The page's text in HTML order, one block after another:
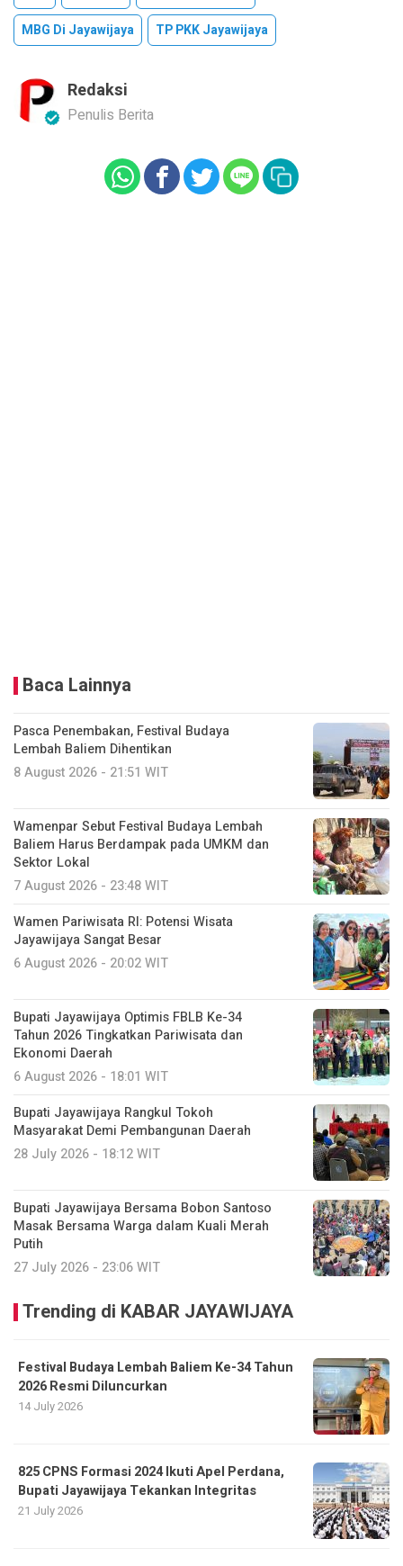
MBG Di Jayawijaya
TP PKK Jayawijaya
Redaksi
Penulis Berita
Baca Lainnya
Pasca Penembakan, Festival Budaya
Lembah Baliem Dihentikan
8 August 2026 - 21:51 WIT
Wamenpar Sebut Festival Budaya Lembah
Baliem Harus Berdampak pada UMKM dan
Sektor Lokal
7 August 2026 - 23:48 WIT
Wamen Pariwisata RI: Potensi Wisata
Jayawijaya Sangat Besar
6 August 2026 - 20:02 WIT
Bupati Jayawijaya Optimis FBLB Ke-34
Tahun 2026 Tingkatkan Pariwisata dan
Ekonomi Daerah
6 August 2026 - 18:01 WIT
Bupati Jayawijaya Rangkul Tokoh
Masyarakat Demi Pembangunan Daerah
28 July 2026 - 18:12 WIT
Bupati Jayawijaya Bersama Bobon Santoso
Masak Bersama Warga dalam Kuali Merah
Putih
27 July 2026 - 23:06 WIT
Trending di KABAR JAYAWIJAYA
Festival Budaya Lembah Baliem Ke-34 Tahun
2026 Resmi Diluncurkan
14 July 2026
825 CPNS Formasi 2024 Ikuti Apel Perdana,
Bupati Jayawijaya Tekankan Integritas
21 July 2026